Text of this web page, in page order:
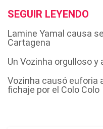
SEGUIR LEYENDO
Lamine Yamal causa
Cartagena
Un Vozinha orgulloso y
Vozinha causó euforia
fichaje por el Colo Colo